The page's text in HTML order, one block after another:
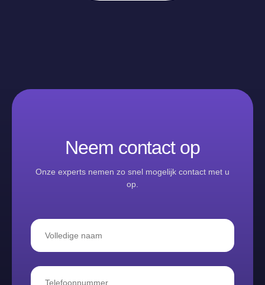
Neem contact op
Onze experts nemen zo snel mogelijk contact met u
op.